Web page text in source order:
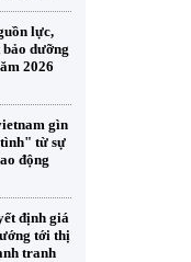
lực,
bảo dưỡng
2026
gìn
từ sự
động
định giá
tới thị
tranh